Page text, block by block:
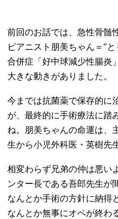
前回のお話では、急性骨髄
ピアニスト朋美ちゃん＝”
合併症「好中球減少性腸炎
大きな動きがありました。
今までは抗菌薬で保存的に
が、最終的に手術療法に踏
ね。朋美ちゃんの命運は、
生から小児外科医・英樹先
相変わらず兄弟の仲は悪い
ンター長である吾郎先生が
なんとか手術の方針に納得
なんとか無事にオペが終わ